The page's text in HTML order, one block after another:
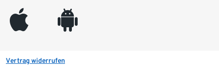
appleinc android
Vertrag widerrufen